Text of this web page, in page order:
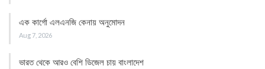
এক কার্গো এলএনজি কেনায় অনুমোদন
Aug 7, 2026
ভারত থেকে আরও বেশি ডিজেল চায় বাংলাদেশ